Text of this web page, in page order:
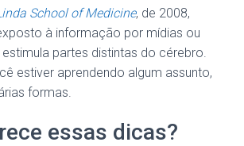
School of Medicine, de 2008,
à informação por mídias ou
partes distintas do cérebro.
estiver aprendendo algum assunto,
formas.
essas dicas?